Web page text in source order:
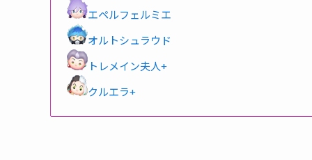
エペルフェルミエ
オルトシュラウド
トレメイン夫人+
クルエラ+